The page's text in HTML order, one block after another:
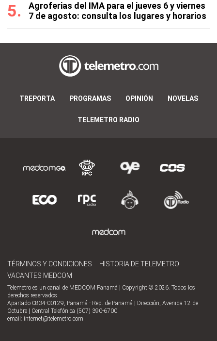
Agroferias del IMA para el jueves 6 y viernes
7 de agosto: consulta los lugares y horarios
TREPORTA PROGRAMAS OPINIÓN NOVELAS
TELEMETRO RADIO
TÉRMINOS Y CONDICIONES
HISTORIA DE TELEMETRO
VACANTES MEDCOM
Telemetro es un canal de MEDCOM Panamá | Copyright © 2026. Todos los
derechos reservados.
Apartado 0834-00129, Panamá - Rep. de Panamá | Dirección, Avenida 12 de
Octubre | Central Telefónica (507) 390-6700
email: internet@telemetro.com